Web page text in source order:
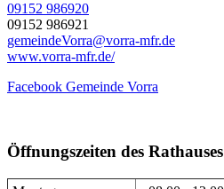
09152 986920
09152 986921
gemeindeVorra@vorra-mfr.de
www.vorra-mfr.de/
Facebook Gemeinde Vorra
Öffnungszeiten des Rathauses